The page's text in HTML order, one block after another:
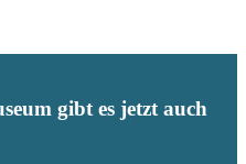
gibt es jetzt auch